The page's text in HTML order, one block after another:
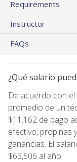
Requirements
Instructor
FAQs
¿Qué salario
De acuerdo con
promedio de un
$11.162 de pago
efectivo, propinas
ganancias. El
$63,506 al año.